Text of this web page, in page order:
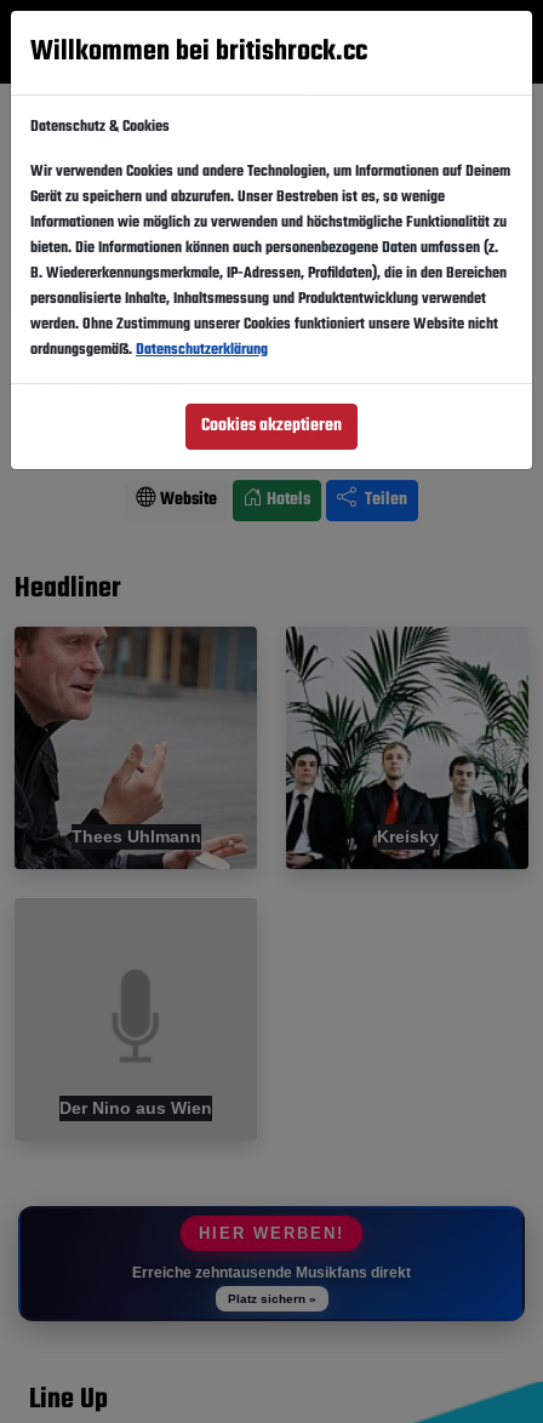
Menü
Startseite Festivals
Donaukanaltreiben 2016 Folgen
Österreich, Wien, Spittelau bis Franzensbrücke
Freitag,27.05.2016-Sonntag,29.05.2016
Vergangener Event
Für Fans von: Indie
Thees Uhlmann, Kreisky, Der Nino aus Wien
Website Hotels Teilen
Headliner
Thees Uhlmann Kreisky
Der Nino aus Wien
HIER WERBEN!
Erreiche zehntausende Musikfans direkt
Platz sichern »
Line Up
Willkommen bei britishrock.cc
Datenschutz & Cookies
Wir verwenden Cookies und andere Technologien, um Informationen auf Deinem
Gerät zu speichern und abzurufen. Unser Bestreben ist es, so wenige
Informationen wie möglich zu verwenden und höchstmögliche Funktionalität zu
bieten. Die Informationen können auch personenbezogene Daten umfassen (z.
B. Wiedererkennungsmerkmale, IP-Adressen, Profildaten), die in den Bereichen
personalisierte Inhalte, Inhaltsmessung und Produktentwicklung verwendet
werden. Ohne Zustimmung unserer Cookies funktioniert unsere Website nicht
ordnungsgemäß.Datenschutzerklärung
Cookies akzeptieren